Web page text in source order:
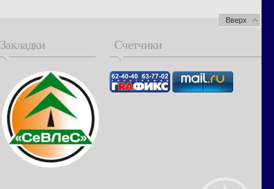
Вверх
Закладки Счетчики